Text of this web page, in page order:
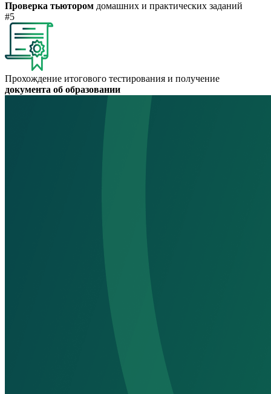
Проверка тьютором домашних и практических заданий
#5
Прохождение итогового тестирования и получение
документа об образовании